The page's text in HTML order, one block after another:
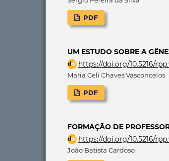
PDF
UM ESTUDO SOBRE A
https://doi.org/10.5216/
Maria Celi Chaves Vasconcelos
PDF
FORMAÇÃO DE
https://doi.org/10.5216/
João Batista Cardoso